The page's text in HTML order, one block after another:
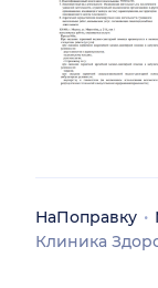
НаПоправку
Клиника